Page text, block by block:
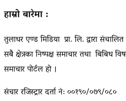
हाम्रो बारेमा :
तुलाधर एण्ड मिडिया प्रा. लि. द्वारा
सबै क्षेत्रका निष्पक्ष समाचार तथा बिबिध
समाचार पोर्टल हो ।
संचार रजिस्ट्रार दर्ता नं: ००१९०/०७९/०८०